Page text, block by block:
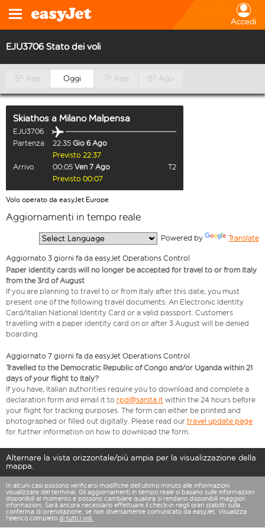
Accedi
EJU3706 Stato dei voli
5º Ago Oggi 7º Ago 8º Ago
Skiathos a Milano Malpensa
EJU3706
Partenza
22:35 Gio 6 Ago
Previsto 22:37
Arrivo
00:05 Ven 7 Ago
T2
Previsto 00:07
Volo operato da easyJet Europe
Aggiornamenti in tempo reale
Powered by Translate
Aggiornato 3 giorni fa da easyJet Operations Control
Paper identity cards will no longer be accepted for travel to or from Italy
from the 3rd of August
If you are planning to travel to or from Italy after this date, you must
present one of the following travel documents: An Electronic Identity
Card/Italian National Identity Card or a valid passport. Customers
travelling with a paper identity card on or after 3 August will be denied
boarding.
Aggiornato 7 giorni fa da easyJet Operations Control
Travelled to the Democratic Republic of Congo and/or Uganda within 21
days of your flight to Italy?
If you have, Italian authorities require you to download and complete a
declaration form and email it to rpd@sanita.it within the 24 hours before
your flight for tracking purposes. The form can either be printed and
photographed or filled out digitally. Please read our travel update page
for further information on how to download the form.
Alternare la vista orizzontale/più ampia per la visualizzazione della
mappa.
In alcuni casi possono verificarsi modifiche dell’ultimo minuto alle informazioni
visualizzate del terminal. Gli aggiornamenti in tempo reale si basano sulle informazioni
disponibili al momento e possono cambiare qualora si rendano disponibili maggiori
informazioni. Sarà ancora necessario effettuare il check-in negli orari stabiliti sulla
conferma di prenotazione, se non diversamente comunicato da easyJet. Visualizza
l'elenco completo di tutti i voli.